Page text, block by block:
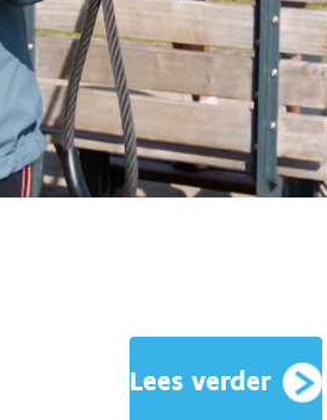
Lees verder